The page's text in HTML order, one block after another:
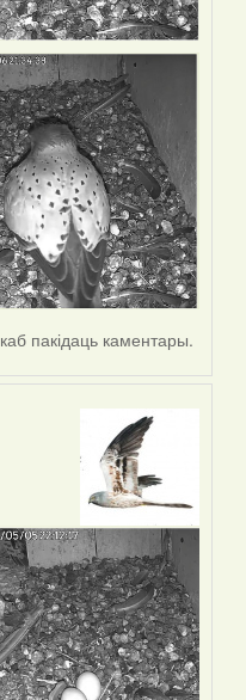
каб пакідаць каментары.